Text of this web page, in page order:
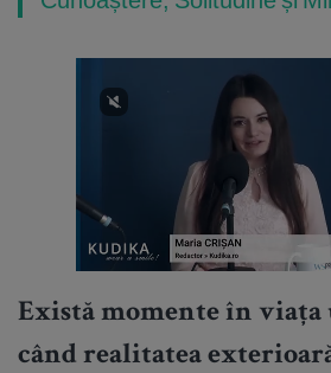
Există momente în viața
când realitatea